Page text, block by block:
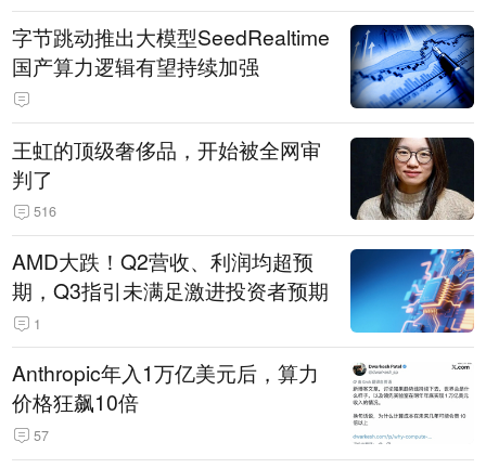
字节跳动推出大模型SeedRealtime
国产算力逻辑有望持续加强
王虹的顶级奢侈品，开始被全网审
判了
516
AMD大跌！Q2营收、利润均超预
期，Q3指引未满足激进投资者预期
1
Anthropic年入1万亿美元后，算力
价格狂飙10倍
57